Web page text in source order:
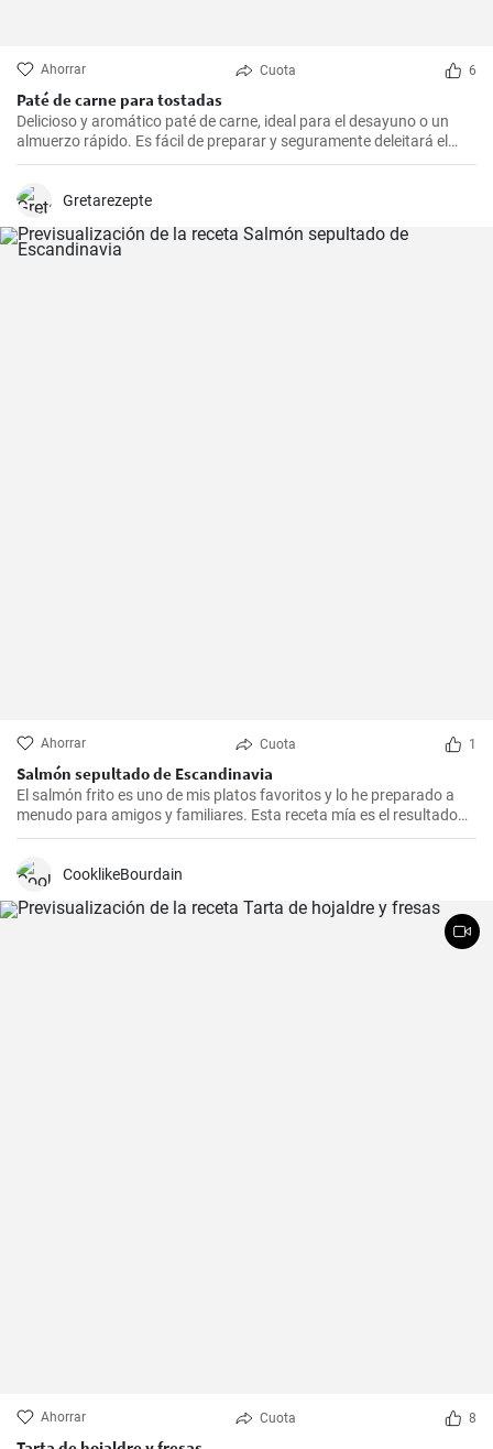
Ahorrar Cuota 6
Paté de carne para tostadas
Delicioso y aromático paté de carne, ideal para el desayuno o un
almuerzo rápido. Es fácil de preparar y seguramente deleitará el
paladar de todos los amantes de la carne.
Gretarezepte
Ahorrar Cuota 1
Salmón sepultado de Escandinavia
El salmón frito es uno de mis platos favoritos y lo he preparado a
menudo para amigos y familiares. Esta receta mía es el resultado
de mucha experimentación y personalización. Lo sorprendente es
impresionante. Un trozo de filete de salmón fresco se marina en un
CooklikeBourdain
Ahorrar Cuota 8